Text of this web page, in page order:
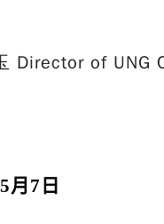
Director of UNG
月7日